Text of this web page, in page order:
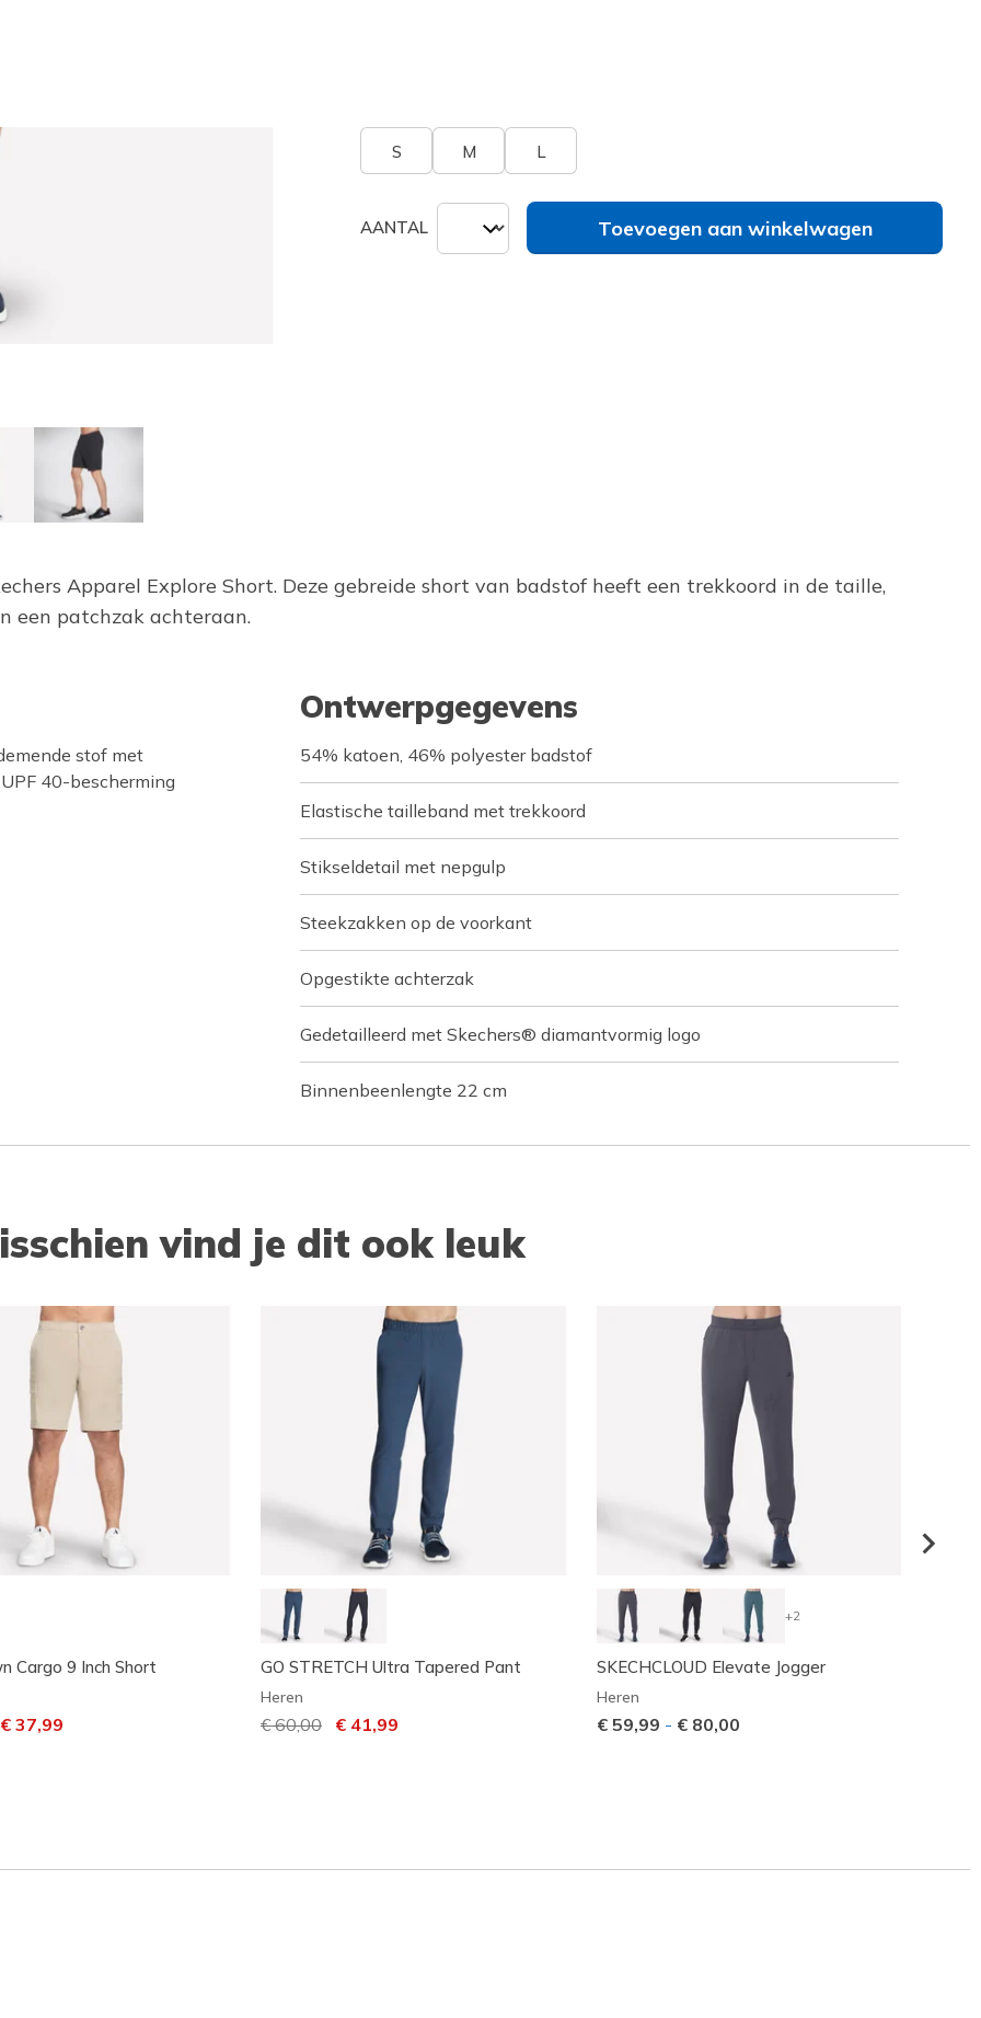
S M L
AANTAL Toevoegen aan winkelwagen
Apparel Explore Short. Deze gebreide short van badstof heeft een trekkoord in de taille,
een patchzak achteraan.
stof met
40-bescherming
Ontwerpgegevens
54% katoen, 46% polyester badstof
Elastische tailleband met trekkoord
Stikseldetail met nepgulp
Steekzakken op de voorkant
Opgestikte achterzak
Gedetailleerd met Skechers® diamantvormig logo
Binnenbeenlengte 22 cm
vind je dit ook leuk
Cargo 9 Inch Short
van
€ 37,99
GO STRETCH Ultra Tapered Pant
Heren
Prijs verlaagd van
€ 60,00 naar
€ 41,99
+2
SKECHCLOUD Elevate Jogger
Heren
€ 59,99 - € 80,00